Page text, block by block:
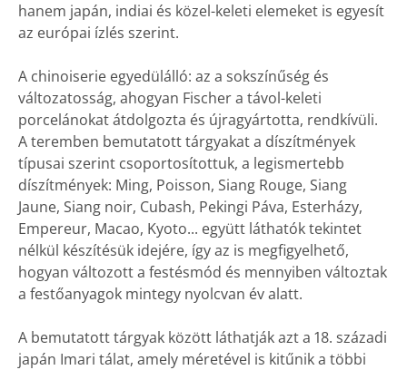
hanem japán, indiai és közel-keleti elemeket is egyesít
az európai ízlés szerint.
A chinoiserie egyedülálló: az a sokszínűség és
változatosság, ahogyan Fischer a távol-keleti
porcelánokat átdolgozta és újragyártotta, rendkívüli.
A teremben bemutatott tárgyakat a díszítmények
típusai szerint csoportosítottuk, a legismertebb
díszítmények: Ming, Poisson, Siang Rouge, Siang
Jaune, Siang noir, Cubash, Pekingi Páva, Esterházy,
Empereur, Macao, Kyoto... együtt láthatók tekintet
nélkül készítésük idejére, így az is megfigyelhető,
hogyan változott a festésmód és mennyiben változtak
a festőanyagok mintegy nyolcvan év alatt.
A bemutatott tárgyak között láthatják azt a 18. századi
japán Imari tálat, amely méretével is kitűnik a többi